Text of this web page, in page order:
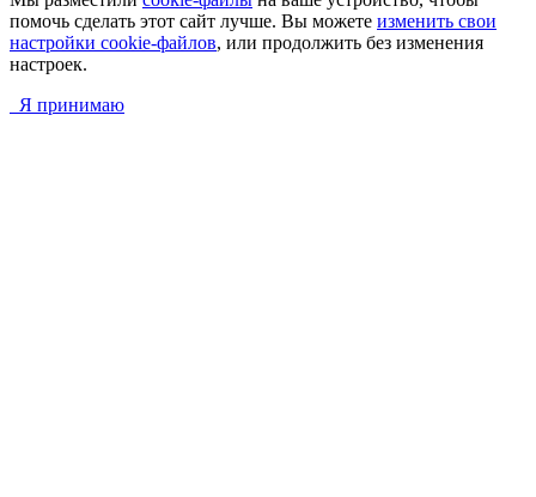
помочь сделать этот сайт лучше. Вы можете изменить свои
настройки cookie-файлов, или продолжить без изменения
настроек.
Я принимаю